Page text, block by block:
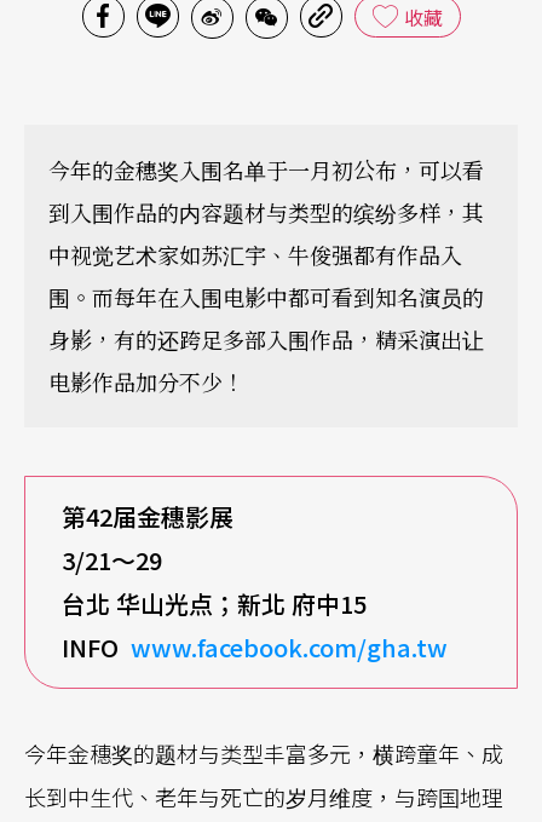
收藏
今年的金穗奖入围名单于一月初公布，可以看
到入围作品的内容题材与类型的缤纷多样，其
中视觉艺术家如苏汇宇、牛俊强都有作品入
围。而每年在入围电影中都可看到知名演员的
身影，有的还跨足多部入围作品，精采演出让
电影作品加分不少！
第42届金穗影展
3/21～29
台北 华山光点；新北 府中15
INFO www.facebook.com/gha.tw
今年金穗奖的题材与类型丰富多元，横跨童年、成
长到中生代、老年与死亡的岁月维度，与跨国地理